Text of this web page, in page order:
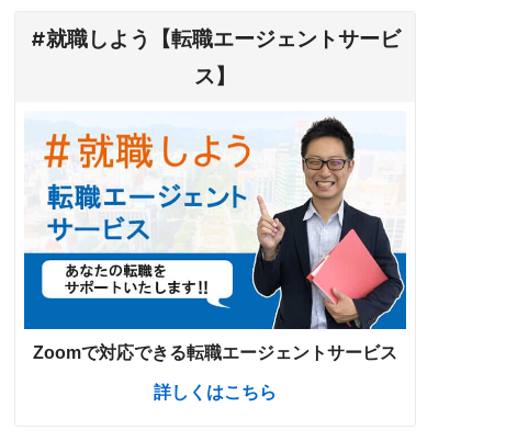
#就職しよう【転職エージェントサービ
ス】
Zoomで対応できる転職エージェントサービス
詳しくはこちら